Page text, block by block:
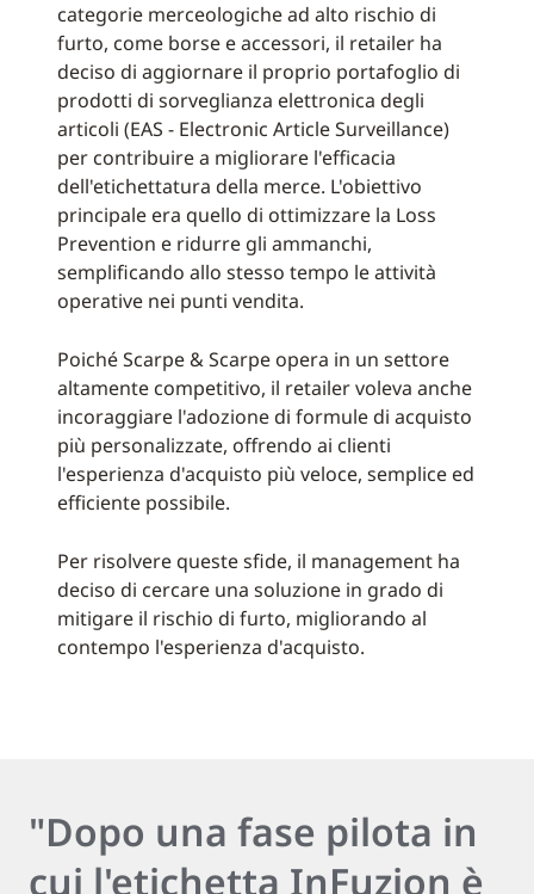
categorie merceologiche ad alto rischio di
furto, come borse e accessori, il retailer ha
deciso di aggiornare il proprio portafoglio di
prodotti di sorveglianza elettronica degli
articoli (EAS - Electronic Article Surveillance)
per contribuire a migliorare l'efficacia
dell'etichettatura della merce. L'obiettivo
principale era quello di ottimizzare la Loss
Prevention e ridurre gli ammanchi,
semplificando allo stesso tempo le attività
operative nei punti vendita.
Poiché Scarpe & Scarpe opera in un settore
altamente competitivo, il retailer voleva anche
incoraggiare l'adozione di formule di acquisto
più personalizzate, offrendo ai clienti
l'esperienza d'acquisto più veloce, semplice ed
efficiente possibile.
Per risolvere queste sfide, il management ha
deciso di cercare una soluzione in grado di
mitigare il rischio di furto, migliorando al
contempo l'esperienza d'acquisto.
"Dopo una fase pilota in
cui l'etichetta InFuzion è